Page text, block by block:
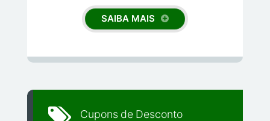
SAIBA MAIS
Cupons de Desconto